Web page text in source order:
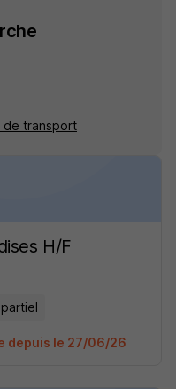
de transport
H/F
depuis le 27/06/26